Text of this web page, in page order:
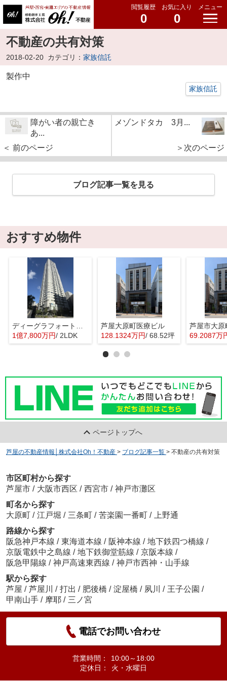
閲覧履歴
0
お気に入り
0
メニュー
不動産の共有対策
2018-02-20 カテゴリ： 家族信託
製作中
家族信託
障がい者の親亡き
あ...
＜ 前のページ
メゾンドタカ 3月...
＞次のページ
ブログ記事一覧を見る
おすすめ物件
ディーグラフォート大阪N.Y.タワーHIGOBASI
1億7,800万円/ 2LDK
芦屋大原町医療ビル
128.1324万円/ 68.52坪 69.2087万
ページトップへ
芦屋の不動産情報│株式会社Oh！不動産 > ブログ記事一覧 > 不動産の共有対策
市区町村から探す
芦屋市 / 大阪市西区 / 西宮市 / 神戸市灘区
町名から探す
大原町 / 江戸堀 / 三条町 / 苦楽園一番町 /
上野通
路線から探す
阪急神戸本線 / 東海道本線 / 阪神本線 / 地下鉄四つ橋線 /
京阪電鉄中之島線 / 地下鉄御堂筋線 / 京阪本線 /
阪急甲陽線 / 神戸高速東西線 / 神戸市西神・山手線
駅から探す
芦屋 / 芦屋川 / 打出 / 肥後橋 / 淀屋橋 / 夙川 / 王子公園 /
甲南山手 / 摩耶 / 三ノ宮
電話でお問い合わせ
営業時間：
10:00～18:00
定休日：
火・水曜日